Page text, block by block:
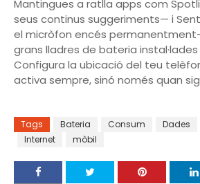
Mantingues a ratlla apps com
seus continus suggeriments— i
el micròfon encés
grans lladres de bateria
Configura la ubicació del teu
activa sempre, sinó només quan
Tags Bateria Consum Dades
Internet
mòbil